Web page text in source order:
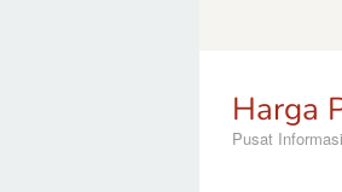
Harga
Pusat